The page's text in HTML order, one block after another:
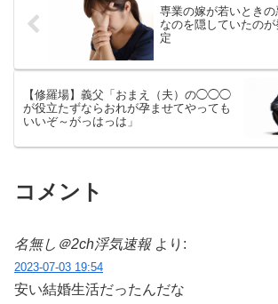
専業の嫁が若いとき
なのを隠していたの
定
【修羅場】義父「おまえ（夫）の◯◯◯
が役立たずならおれが孕ませてやっても
いいぞ～がっはっは」
コメント
名無し＠2ch浮気速報 より:
2023-07-03 19:54
安い結婚生活だったんだな